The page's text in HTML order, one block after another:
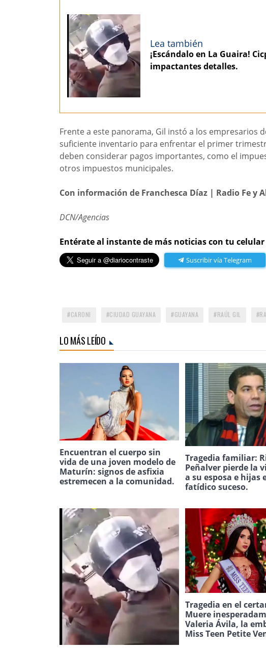
Lea también
¡Escándalo en La Guaira!
impactantes detalles.
Frente a este panorama, Gil instó a los empresarios
suficiente inventario para enfrentar el primer
deben considerar pagos importantes, como el
otros impuestos municipales.
Con información de Franchesca Díaz | Radio Fe y
DCN/Agencias
Entérate al instante de más noticias con tu
Suscribir vía Telegram
CARONI CIUDAD GUAYANA GUAYANA RAÚL GIL
LO MÁS LEÍDO
Encuentran el cuerpo sin
vida de una joven modelo de
Maturín: signos de asfixia
estremecen a la comunidad.
Tragedia familiar:
Peñalver pierde la
a su esposa e hijas
fatídico suceso.
Tragedia en el
Muere
Valeria Ávila, la
Miss Teen Petite